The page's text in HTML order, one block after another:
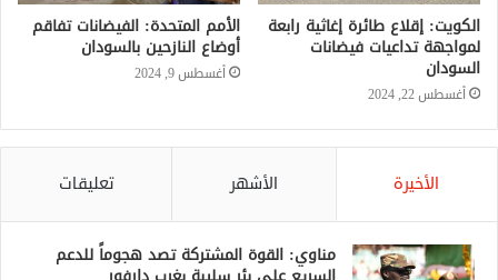
الكويت: إقلاع طائرة إغاثية رابعة
لمواجهة تداعيات فيضانات
السودان
أغسطس 22, 2024
الأمم المتحدة: الفيضانات تفاقم
أوضاع النازحين بالسودان
أغسطس 9, 2024
الأخيرة الأشهر تعليقات
مناوي: القوة المشتركة تصد هجوماً للدعم